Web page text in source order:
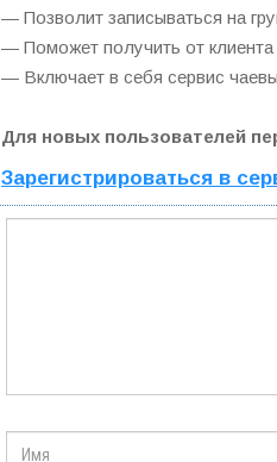
— Позволит записываться на
— Поможет получить от клиента
— Включает в себя сервис
Для новых пользователей
Зарегистрироваться в